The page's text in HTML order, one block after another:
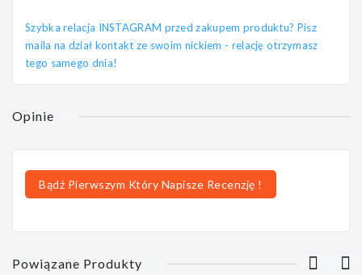
Szybka relacja INSTAGRAM przed zakupem produktu? Pisz
maila na dział kontakt ze swoim nickiem - relację otrzymasz
tego samego dnia!
Opinie
Bądź Pierwszym Który Napisze Recenzję !
Powiązane Produkty